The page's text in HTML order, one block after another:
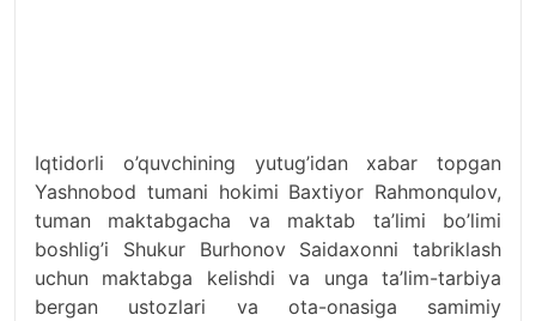
Iqtidorli o’quvchining yutug’idan xabar topgan
Yashnobod tumani hokimi Baxtiyor Rahmonqulov,
tuman maktabgacha va maktab ta’limi bo’limi
boshlig’i Shukur Burhonov Saidaxonni tabriklash
uchun maktabga kelishdi va unga ta’lim-tarbiya
bergan ustozlari va ota-onasiga samimiy